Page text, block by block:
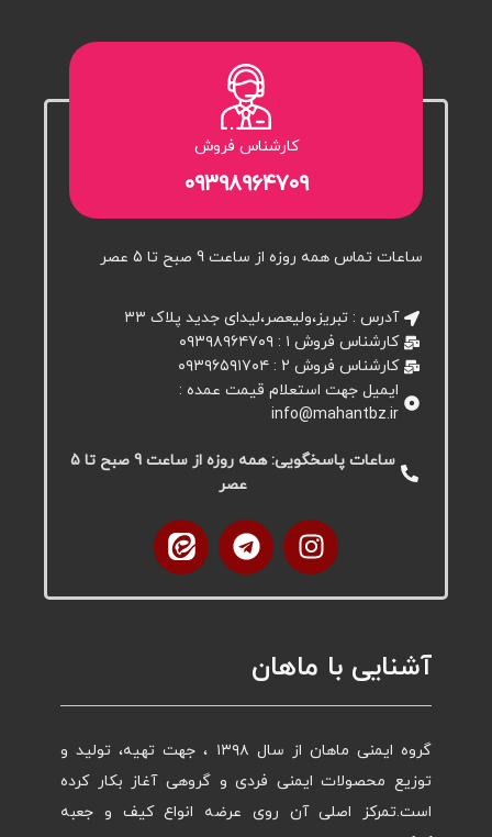
کارشناس فروش
۰۹۳۹۸۹۶۴۷۰۹
ساعات تماس همه روزه از ساعت 9 صبح تا 5 عصر
آدرس : تبریز،ولیعصر،لیدای جدید پلاک ۳۳
کارشناس فروش ۱ : ۰۹۳۹۸۹۶۴۷۰۹
کارشناس فروش 2 : ۰۹۳۹۶۵۹۱۷۰۴
ایمیل جهت استعلام قیمت عمده :
info@mahantbz.ir
ساعات پاسخگویی: همه روزه از ساعت 9 صبح تا 5
عصر
آشنایی با ماهان
گروه ایمنی ماهان از سال ۱۳۹۸ ، جهت تهیه، تولید و
توزیع محصولات ایمنی فردی و گروهی آغاز بکار کرده
است.تمرکز اصلی آن روی عرضه انواع کیف و جعبه